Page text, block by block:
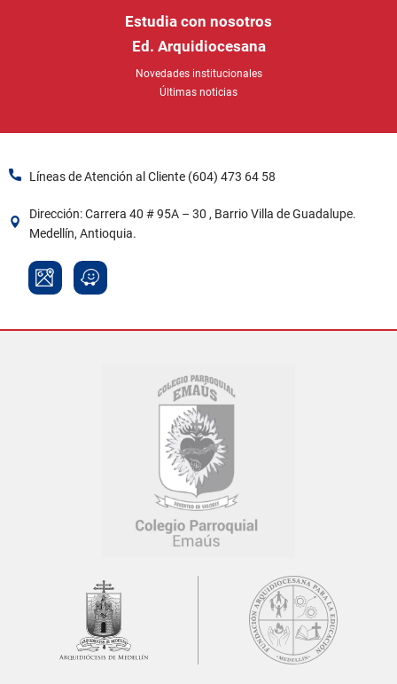
Estudia con nosotros
Ed. Arquidiocesana
Novedades institucionales
Últimas noticias
Líneas de Atención al Cliente (604) 473 64 58​
Dirección: Carrera 40 # 95A – 30 , Barrio Villa de Guadalupe.
Medellín, Antioquia.